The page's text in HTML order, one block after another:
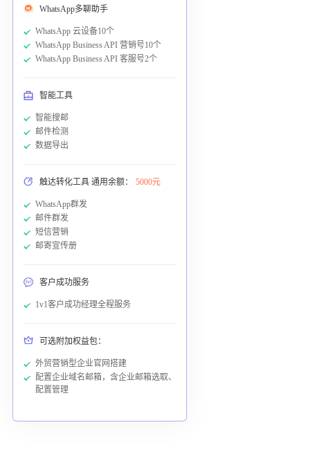
WhatsApp多聊助手
WhatsApp 云设备10个
WhatsApp Business API 营销号10个
WhatsApp Business API 客服号2个
智能工具
智能搜邮
邮件检测
数据导出
触达转化工具 通用余额： 5000元
WhatsApp群发
邮件群发
短信营销
邮寄宣传册
客户成功服务
1v1客户成功经理全程服务
可选附加权益包：
外贸营销型企业官网搭建
配置企业域名邮箱，含企业邮箱选取、
配置管理